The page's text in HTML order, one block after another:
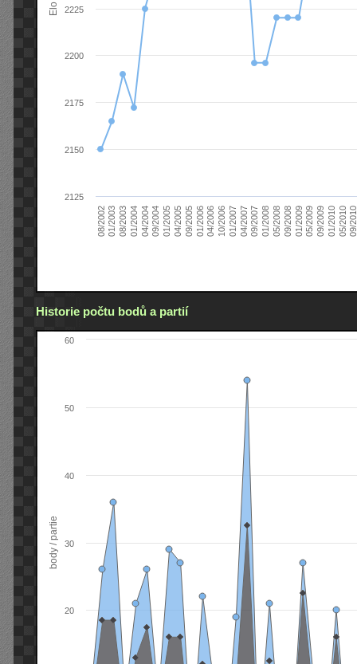
Elo
08/200201/200308/200301/200404/200409/200401/200504/200509/200501/200604/200610/200601/200704/200709/200701/200805/200809/200801/200905/200909/200901/201005/201009/
2125
2150
2175
2200
2225
Historie počtu bodů a partií
body / partie
20
30
40
50
60